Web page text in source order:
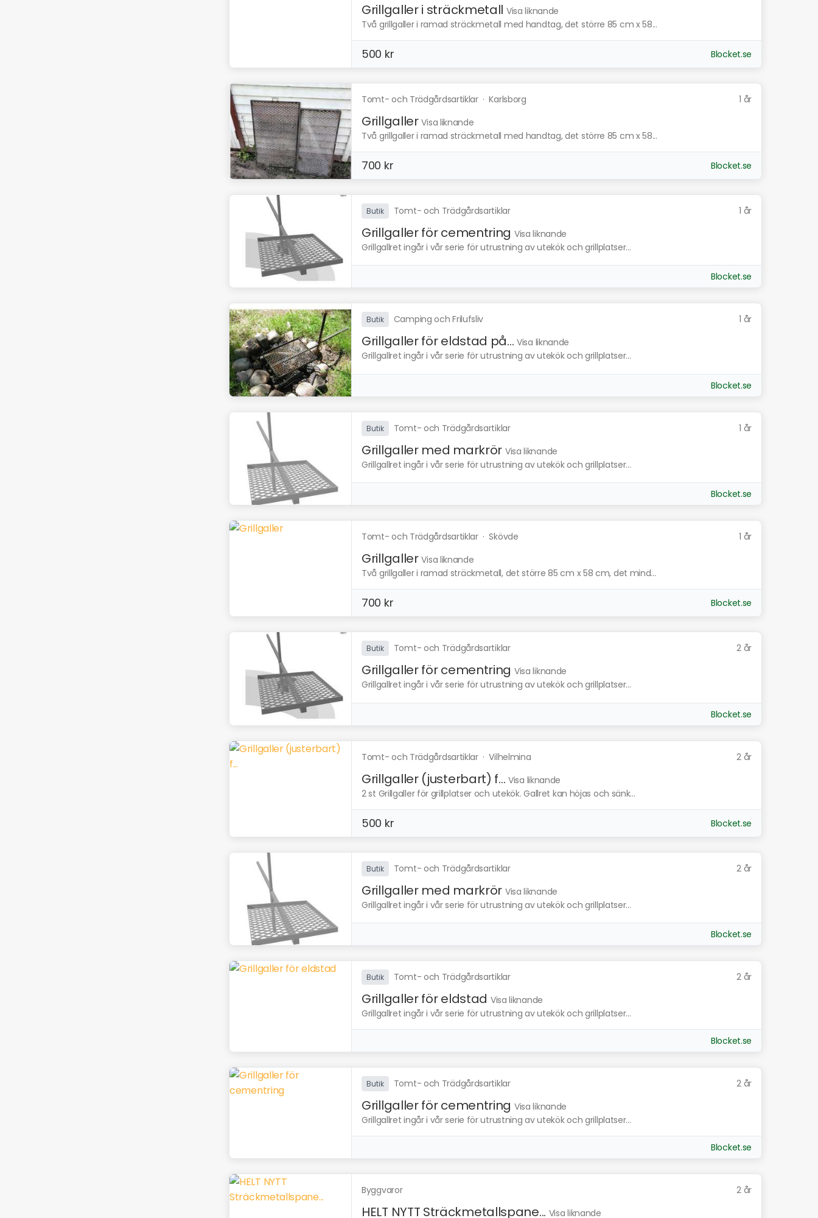
Grillgaller i sträckmetall Visa liknande
Två grillgaller i ramad sträckmetall med handtag, det större 85 cm x 58...
500 kr Blocket.se
Tomt- och Trädgårdsartiklar·Karlsborg 1 år
Grillgaller Visa liknande
Två grillgaller i ramad sträckmetall med handtag, det större 85 cm x 58...
700 kr Blocket.se
Butik Tomt- och Trädgårdsartiklar 1 år
Grillgaller för cementring Visa liknande
Grillgallret ingår i vår serie för utrustning av utekök och grillplatser...
Blocket.se
Butik Camping och Frilufsliv 1 år
Grillgaller för eldstad på... Visa liknande
Grillgallret ingår i vår serie för utrustning av utekök och grillplatser...
Blocket.se
Butik Tomt- och Trädgårdsartiklar 1 år
Grillgaller med markrör Visa liknande
Grillgallret ingår i vår serie för utrustning av utekök och grillplatser...
Blocket.se
Tomt- och Trädgårdsartiklar·Skövde 1 år
Grillgaller Visa liknande
Två grillgaller i ramad sträckmetall, det större 85 cm x 58 cm, det mind...
700 kr Blocket.se
Butik Tomt- och Trädgårdsartiklar 2 år
Grillgaller för cementring Visa liknande
Grillgallret ingår i vår serie för utrustning av utekök och grillplatser...
Blocket.se
Tomt- och Trädgårdsartiklar·Vilhelmina 2 år
Grillgaller (justerbart) f... Visa liknande
2 st Grillgaller för grillplatser och utekök. Gallret kan höjas och sänk...
500 kr Blocket.se
Butik Tomt- och Trädgårdsartiklar 2 år
Grillgaller med markrör Visa liknande
Grillgallret ingår i vår serie för utrustning av utekök och grillplatser...
Blocket.se
Butik Tomt- och Trädgårdsartiklar 2 år
Grillgaller för eldstad Visa liknande
Grillgallret ingår i vår serie för utrustning av utekök och grillplatser...
Blocket.se
Butik Tomt- och Trädgårdsartiklar 2 år
Grillgaller för cementring Visa liknande
Grillgallret ingår i vår serie för utrustning av utekök och grillplatser...
Blocket.se
Byggvaror 2 år
HELT NYTT Sträckmetallspane... Visa liknande